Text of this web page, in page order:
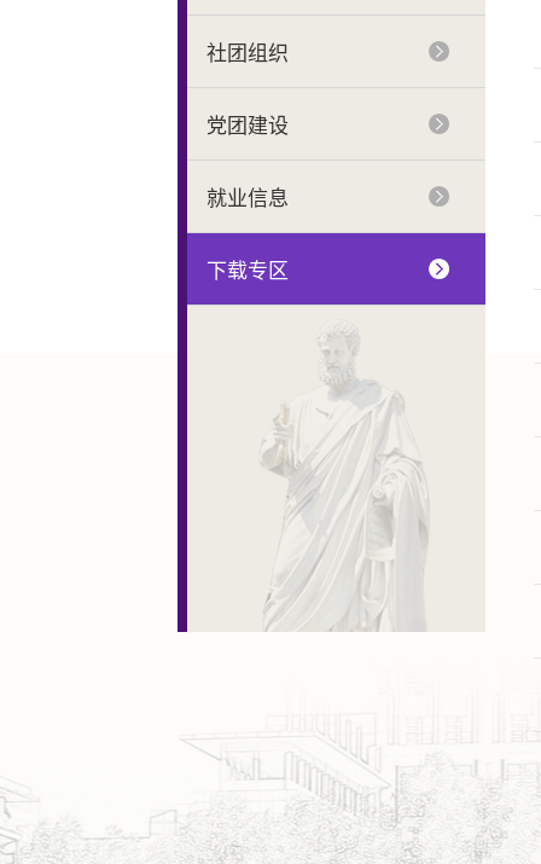
社团组织
党团建设
就业信息
下载专区